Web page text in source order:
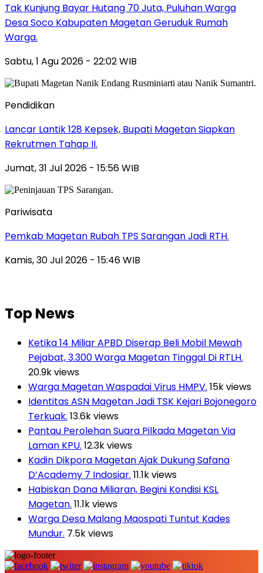
Tak Kunjung Bayar Hutang 70 Juta, Puluhan Warga
Desa Soco Kabupaten Magetan Geruduk Rumah
Warga.
Sabtu, 1 Agu 2026 - 22:02 WIB
Pendidikan
Lancar Lantik 128 Kepsek, Bupati Magetan Siapkan
Rekrutmen Tahap II.
Jumat, 31 Jul 2026 - 15:56 WIB
Pariwisata
Pemkab Magetan Rubah TPS Sarangan Jadi RTH.
Kamis, 30 Jul 2026 - 15:46 WIB
Top News
Ketika 14 Miliar APBD Diserap Beli Mobil Mewah
Pejabat, 3.300 Warga Magetan Tinggal Di RTLH.
20.9k views
Warga Magetan Waspadai Virus HMPV. 15k views
Identitas ASN Magetan Jadi TSK Kejari Bojonegoro
Terkuak. 13.6k views
Pantau Perolehan Suara Pilkada Magetan Via
Laman KPU. 12.3k views
Kadin Dikpora Magetan Ajak Dukung Safana
D’Academy 7 Indosiar. 11.1k views
Habiskan Dana Miliaran, Begini Kondisi KSL
Magetan. 11.1k views
Warga Desa Malang Maospati Tuntut Kades
Mundur. 7.5k views